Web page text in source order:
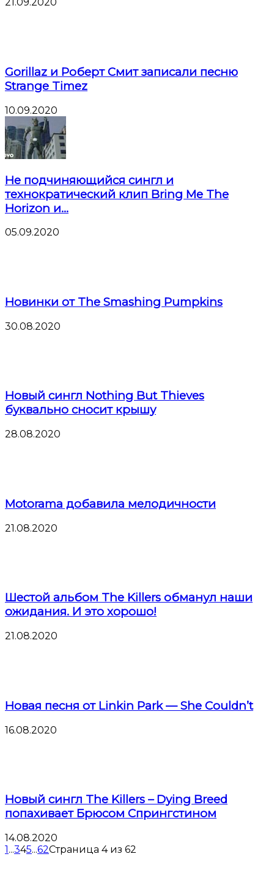
21.09.2020
Gorillaz и Роберт Смит записали песню
Strange Timez
10.09.2020
Не подчиняющийся сингл и
технократический клип Bring Me The
Horizon и...
05.09.2020
Новинки от The Smashing Pumpkins
30.08.2020
Новый сингл Nothing But Thieves
буквально сносит крышу
28.08.2020
Motorama добавила мелодичности
21.08.2020
Шестой альбом The Killers обманул наши
ожидания. И это хорошо!
21.08.2020
Новая песня от Linkin Park — She Couldn’t
16.08.2020
Новый сингл The Killers – Dying Breed
попахивает Брюсом Спрингстином
14.08.2020
1...345...62Страница 4 из 62